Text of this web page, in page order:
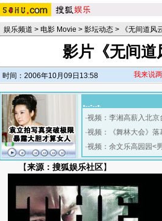
娱乐频道 > 电影 Movie > 影坛动态 > 《无间道风
影片《无间道
时间：2006年10月09日13:58 我来说
·视频：李湘高薪入北京
·视频：《舞林大会》落
·视频：余文乐高园园<
【来源：搜狐娱乐社区】